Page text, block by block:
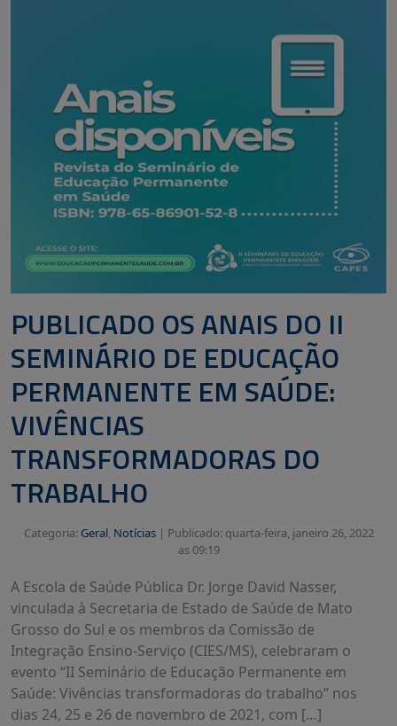
PUBLICADO OS ANAIS DO II
SEMINÁRIO DE EDUCAÇÃO
PERMANENTE EM SAÚDE:
VIVÊNCIAS
TRANSFORMADORAS DO
TRABALHO
Categoria: Geral, Notícias| Publicado: quarta-feira, janeiro 26, 2022
as 09:19
A Escola de Saúde Pública Dr. Jorge David Nasser,
vinculada à Secretaria de Estado de Saúde de Mato
Grosso do Sul e os membros da Comissão de
Integração Ensino-Serviço (CIES/MS), celebraram o
evento “II Seminário de Educação Permanente em
Saúde: Vivências transformadoras do trabalho” nos
dias 24, 25 e 26 de novembro de 2021, com […]